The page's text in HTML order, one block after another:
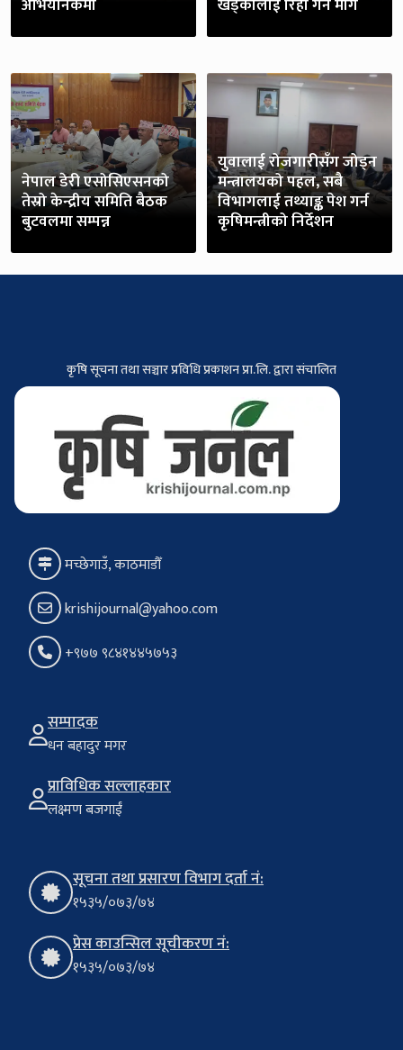
नेपाल डेरी एसोसिएसनको
तेस्रो केन्द्रीय समिति बैठक
बुटवलमा सम्पन्न
युवालाई रोजगारीसँग जोड्न
मन्त्रालयको पहल, सबै
विभागलाई तथ्याङ्क पेश गर्न
कृषिमन्त्रीको निर्देशन
कृषि सूचना तथा सञ्चार प्रविधि प्रकाशन प्रा.लि. द्वारा संचालित
मच्छेगाउँ, काठमाडौँ
krishijournal@yahoo.com
+९७७ ९८४१४४५७५३
सम्पादक
धन बहादुर मगर
प्राविधिक सल्लाहकार
लक्ष्मण बजगाईं
सूचना तथा प्रसारण विभाग दर्ता नं:
१५३५/०७३/७४
प्रेस काउन्सिल सूचीकरण नं:
१५३५/०७३/७४